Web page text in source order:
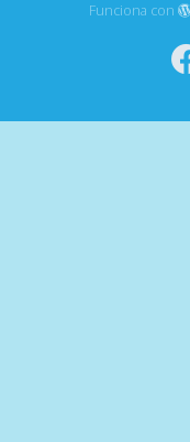
Funciona con